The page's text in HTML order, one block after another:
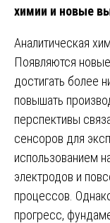
химии и новые
Аналитическая
Появляются
достигать более
повышать
перспективы
сенсоров для
использованием
электродов и
процессов.
прогресс,